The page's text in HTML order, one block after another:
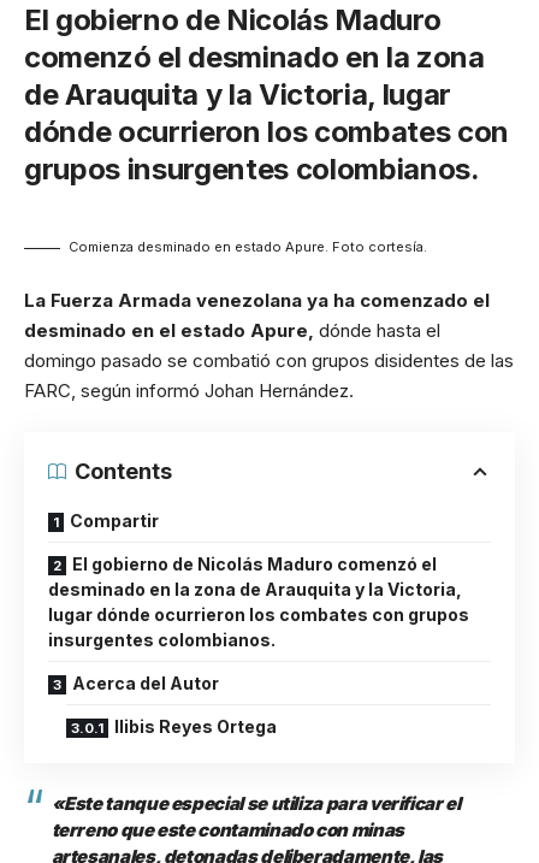
El gobierno de Nicolás Maduro
comenzó el desminado en la zona
de Arauquita y la Victoria, lugar
dónde ocurrieron los combates con
grupos insurgentes colombianos.
Comienza desminado en estado Apure. Foto cortesía.
La Fuerza Armada venezolana ya ha comenzado el
desminado en el estado Apure, dónde hasta el
domingo pasado se combatió con grupos disidentes de las
FARC, según informó Johan Hernández.
Contents
Compartir
El gobierno de Nicolás Maduro comenzó el
desminado en la zona de Arauquita y la Victoria,
lugar dónde ocurrieron los combates con grupos
insurgentes colombianos.
Acerca del Autor
Ilibis Reyes Ortega
«Este tanque especial se utiliza para verificar el
terreno que este contaminado con minas
artesanales, detonadas deliberadamente, las